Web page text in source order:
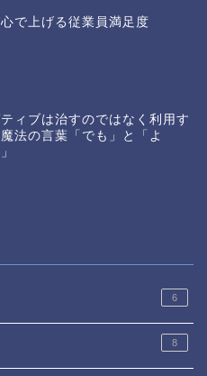
で上げる従業員満足度
ィブは治すのではなく利用す
法の言葉「でも」と「よ
6
8